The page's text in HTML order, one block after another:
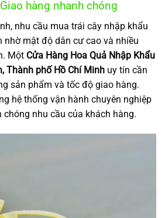
hàng nhanh chóng
nhu cầu mua trái cây nhập khẩu
nhờ mật độ dân cư cao và nhiều
Một Cửa Hàng Hoa Quả Nhập Khẩu
Thành phố Hồ Chí Minh uy tín cần
sản phẩm và tốc độ giao hàng.
hệ thống vận hành chuyên nghiệp
nhu cầu của khách hàng.